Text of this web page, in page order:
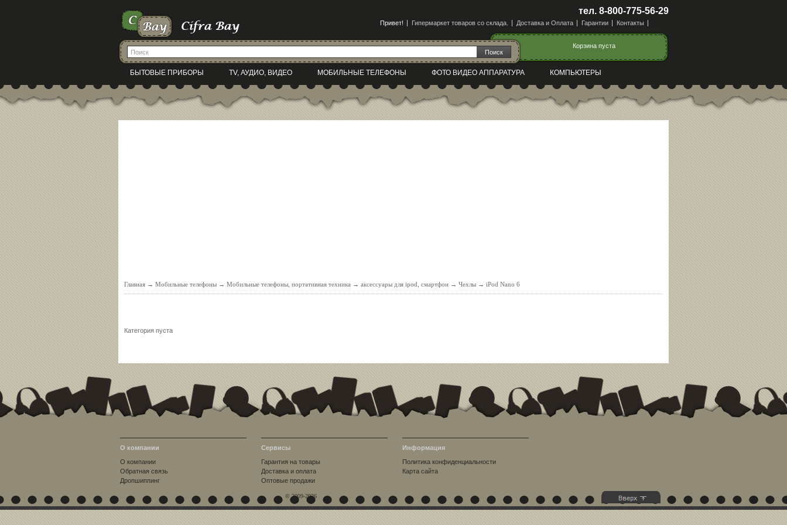
тел. 8-800-775-56-29
Привет! Гипермаркет товаров со склада. Доставка и Оплата Гарантии Контакты
Корзина пуста
БЫТОВЫЕ ПРИБОРЫ TV, АУДИО, ВИДЕО МОБИЛЬНЫЕ ТЕЛЕФОНЫ ФОТО ВИДЕО АППАРАТУРА КОМПЬЮТЕРЫ
Главная → Мобильные телефоны → Мобильные телефоны, портативная техника → аксессуары для ipod, смартфон → Чехлы → iPod Nano 6
Категория пуста
О компании
О компании
Обратная связь
Дропшиппинг
Сервисы
Гарантия на товары
Доставка и оплата
Оптовые продажи
Информация
Политика конфиденциальности
Карта сайта
© 2009-2026